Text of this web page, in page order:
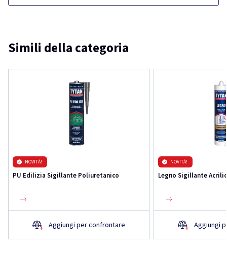
Simili della categoria
NOVITÀ!
PU Edilizia Sigillante Poliuretanico
Aggiungi per confrontare
NOVITÀ!
Legno Sigillante
Aggiungi